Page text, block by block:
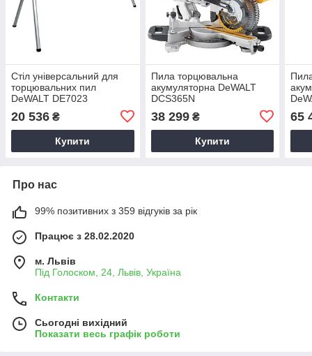
Стіл універсальний для
торцювальних пил
DeWALT DE7023
20 536 ₴
Купити
Пила торцювальна
акумуляторна DeWALT
DCS365N
38 299₴
Купити
65
Про нас
99% позитивних з 359 відгуків за рік
Працює з 28.02.2020
м. Львів
Під Голоском, 24, Львів, Україна
Контакти
Сьогодні вихідний
Показати весь графік роботи